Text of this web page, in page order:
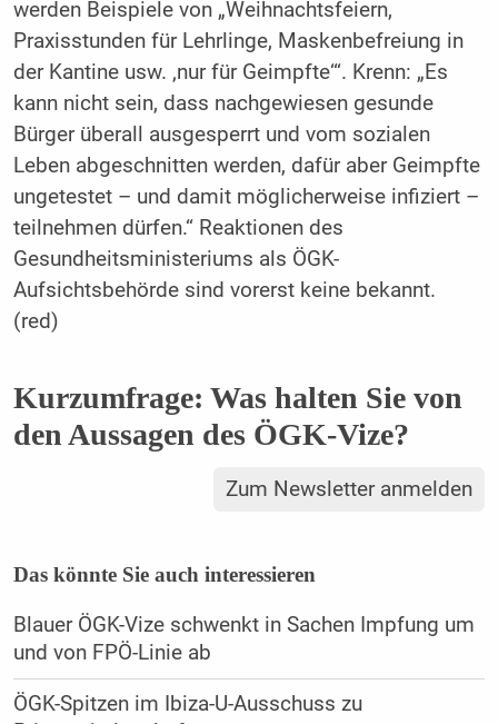
werden Beispiele von „Weihnachtsfeiern,
Praxisstunden für Lehrlinge, Maskenbefreiung in
der Kantine usw. ‚nur für Geimpfte‘“. Krenn: „Es
kann nicht sein, dass nachgewiesen gesunde
Bürger überall ausgesperrt und vom sozialen
Leben abgeschnitten werden, dafür aber Geimpfte
ungetestet – und damit möglicherweise infiziert –
teilnehmen dürfen.“ Reaktionen des
Gesundheitsministeriums als ÖGK-
Aufsichtsbehörde sind vorerst keine bekannt.
(red)
Kurzumfrage: Was halten Sie von
den Aussagen des ÖGK-Vize?
Zum Newsletter anmelden
Das könnte Sie auch interessieren
Blauer ÖGK-Vize schwenkt in Sachen Impfung um
und von FPÖ-Linie ab
ÖGK-Spitzen im Ibiza-U-Ausschuss zu